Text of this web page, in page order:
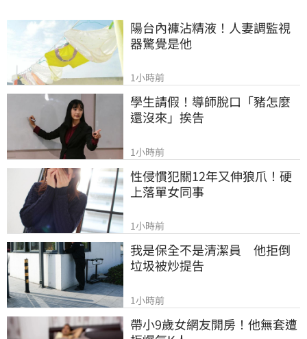
陽台內褲沾精液！人妻調監視
器驚覺是他
1小時前
學生請假！導師脫口「豬怎麼
還沒來」挨告
1小時前
性侵慣犯關12年又伸狼爪！硬
上落單女同事
1小時前
我是保全不是清潔員　他拒倒
垃圾被炒提告
1小時前
帶小9歲女網友開房！他無套遭